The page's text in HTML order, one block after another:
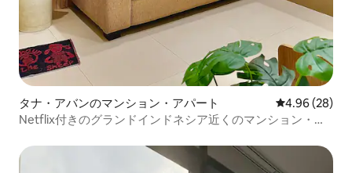
タナ・アバンのマンション・アパート レビュー28
4.96 (28)
Netflix付きのグランドインドネシア近くのマンション・ア